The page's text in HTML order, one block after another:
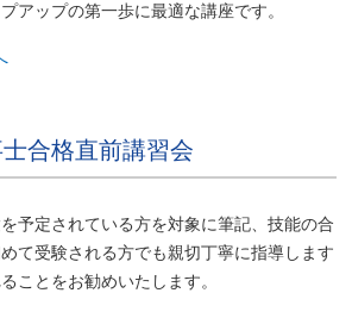
アップの第一歩に最適な講座です。
合格直前講習会
予定されている方を対象に筆記、技能の合
て受験される方でも親切丁寧に指導します
ことをお勧めいたします。